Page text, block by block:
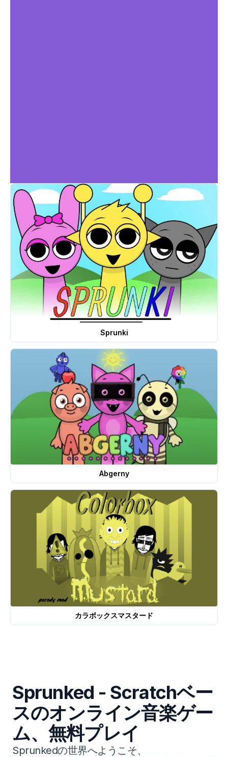
Sprunki
Abgerny
カラボックスマスタード
Sprunked - Scratchベー
スのオンライン音楽ゲー
ム、無料プレイ
Sprunkedの世界へようこそ、